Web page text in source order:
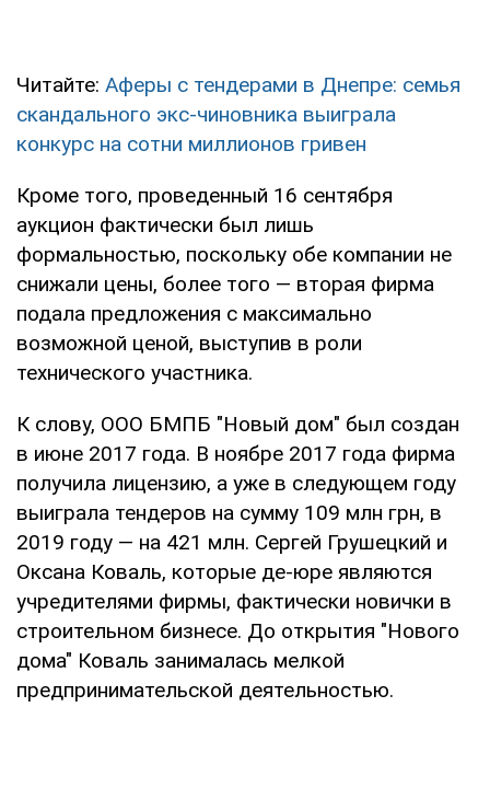
Читайте: Аферы с тендерами в Днепре: семья
скандального экс-чиновника выиграла
конкурс на сотни миллионов гривен
Кроме того, проведенный 16 сентября
аукцион фактически был лишь
формальностью, поскольку обе компании не
снижали цены, более того — вторая фирма
подала предложения с максимально
возможной ценой, выступив в роли
технического участника.
К слову, ООО БМПБ "Новый дом" был создан
в июне 2017 года. В ноябре 2017 года фирма
получила лицензию, а уже в следующем году
выиграла тендеров на сумму 109 млн грн, в
2019 году — на 421 млн. Сергей Грушецкий и
Оксана Коваль, которые де-юре являются
учредителями фирмы, фактически новички в
строительном бизнесе. До открытия "Нового
дома" Коваль занималась мелкой
предпринимательской деятельностью.